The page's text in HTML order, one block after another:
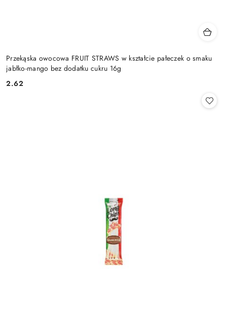
Przekąska owocowa FRUIT STRAWS w kształcie pałeczek o smaku
jabłko-mango bez dodatku cukru 16g
Cena:
2.62